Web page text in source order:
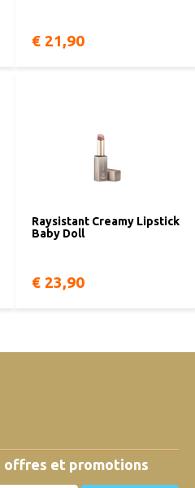
€ 21,90
Raysistant Creamy Lipstick
Baby Doll
€ 23,90
offres et promotions